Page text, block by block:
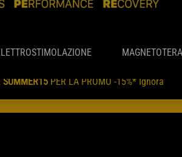
SUMMER15 PER LA PROMO -15%* Ignora